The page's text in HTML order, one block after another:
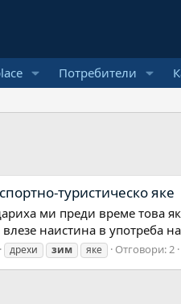
Потребители
туристическо яке
ми преди време това
наистина в употреба
дрехи зим яке Отговори: 2